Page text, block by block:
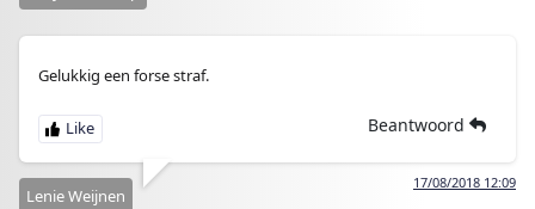
Gelukkig een forse straf.
Beantwoord
17/08/2018 12:09
Lenie Weijnen